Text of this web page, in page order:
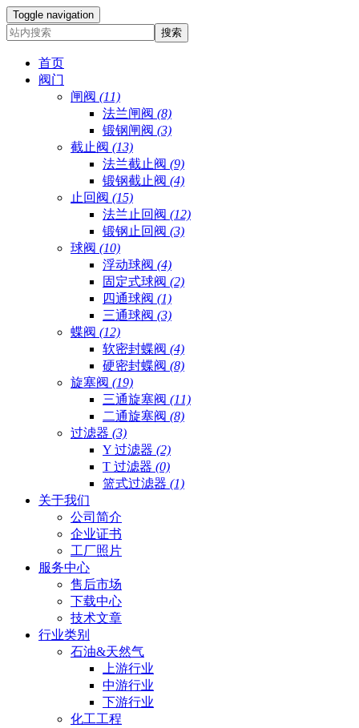
Toggle navigation
首页
阀门
闸阀 (11)
法兰闸阀 (8)
锻钢闸阀 (3)
截止阀 (13)
法兰截止阀 (9)
锻钢截止阀 (4)
止回阀 (15)
法兰止回阀 (12)
锻钢止回阀 (3)
球阀 (10)
浮动球阀 (4)
固定式球阀 (2)
四通球阀 (1)
三通球阀 (3)
蝶阀 (12)
软密封蝶阀 (4)
硬密封蝶阀 (8)
旋塞阀 (19)
三通旋塞阀 (11)
二通旋塞阀 (8)
过滤器 (3)
Y 过滤器 (2)
T 过滤器 (0)
篮式过滤器 (1)
关于我们
公司简介
企业证书
工厂照片
服务中心
售后市场
下载中心
技术文章
行业类别
石油&天然气
上游行业
中游行业
下游行业
化工工程